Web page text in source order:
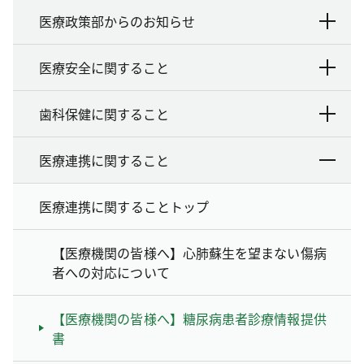
医療政策部からのお知らせ
医療安全に関すること
歯科保健に関すること
医療連携に関すること
医療連携に関することトップ
【医療機関の皆様へ】心肺蘇生を望まない傷病
者への対応について
【医療機関の皆様へ】糖尿病患者診療情報提供
書